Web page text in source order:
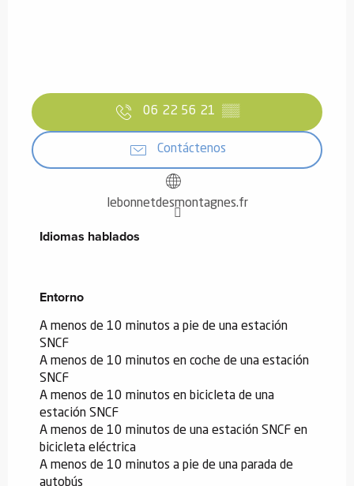
06 22 56 21 ▒▒
Contáctenos
lebonnetdesmontagnes.fr
Idiomas hablados
Idiomas hablados
Entorno
Entorno
A menos de 10 minutos a pie de una estación
SNCF
A menos de 10 minutos en coche de una estación
SNCF
A menos de 10 minutos en bicicleta de una
estación SNCF
A menos de 10 minutos de una estación SNCF en
bicicleta eléctrica
A menos de 10 minutos a pie de una parada de
autobús